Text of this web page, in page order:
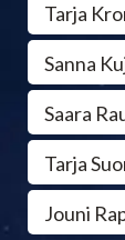
Tarot-
Unien
Tarja
Sanna
Saara
Tarja
Jouni